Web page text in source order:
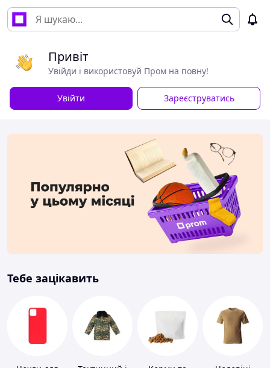
Привіт
Увійди і використовуй Пром на повну!
Увійти Зареєструватись
Тебе зацікавить